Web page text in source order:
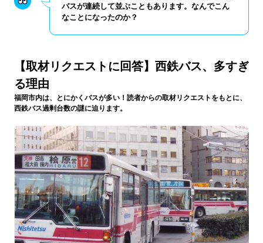
バスが連続して並ぶこともあります。なんでこん
なことになったのか？
【取材リクエストに回答】西鉄バス、多すぎ
る理由
福岡市内は、とにかくバスが多い！読者からの取材リクエストをもとに、
西鉄バス過剰台数の謎に迫ります。